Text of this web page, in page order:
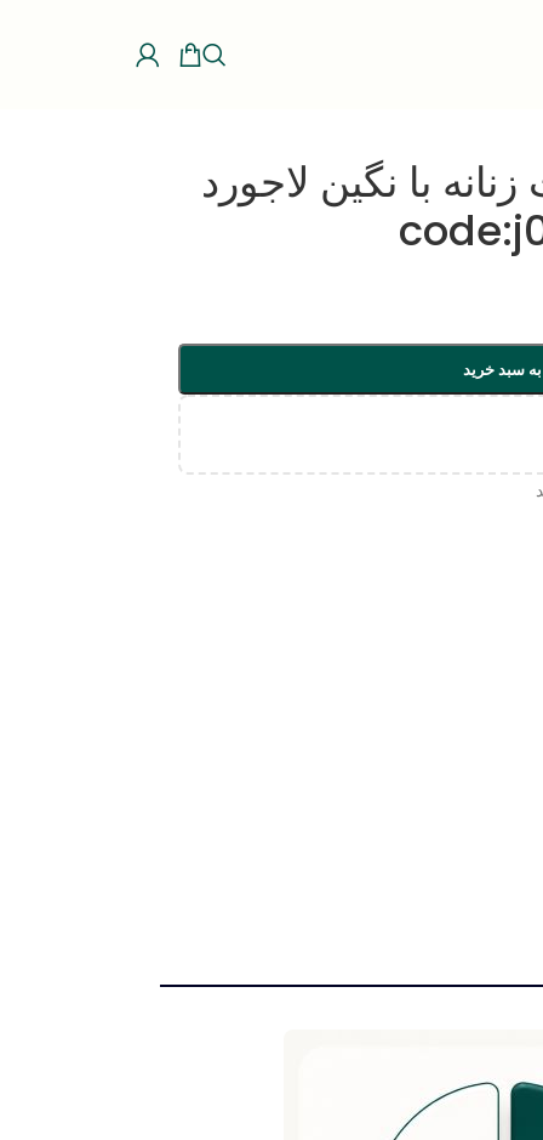
با نگین لاجورد
سبد خرید